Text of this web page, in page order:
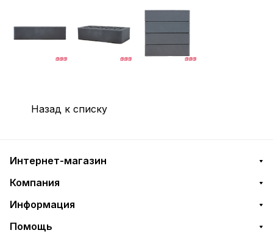
Назад к списку
Интернет-магазин
Компания
Информация
Помощь